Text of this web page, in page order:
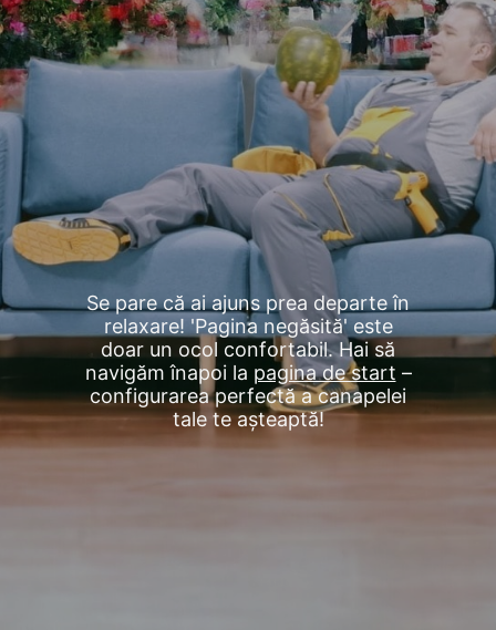
Se pare că ai ajuns prea departe în
relaxare! 'Pagina negăsită' este
doar un ocol confortabil. Hai să
navigăm înapoi la pagina de start –
configurarea perfectă a canapelei
tale te așteaptă!